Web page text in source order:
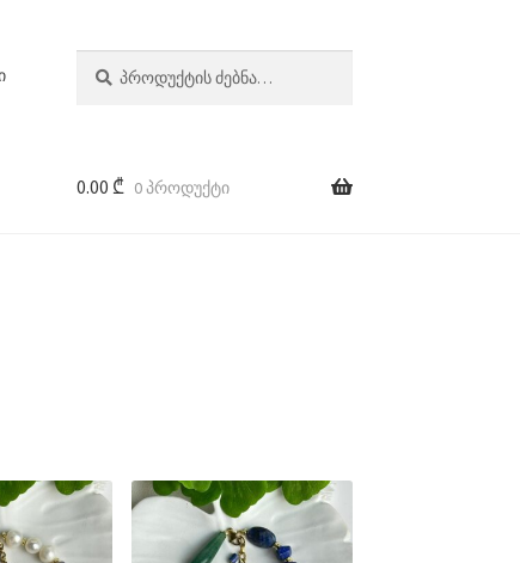
0.00 ₾ 0 პროდუქტი